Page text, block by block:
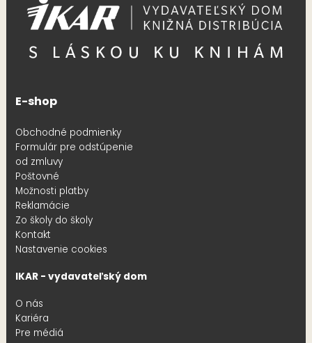
E-shop
Obchodné podmienky
Formulár pre odstúpenie
od zmluvy
Poštovné
Možnosti platby
Reklamácie
Zo školy do školy
Kontakt
Nastavenie cookies
IKAR - vydavateľský dom
O nás
Kariéra
Pre médiá